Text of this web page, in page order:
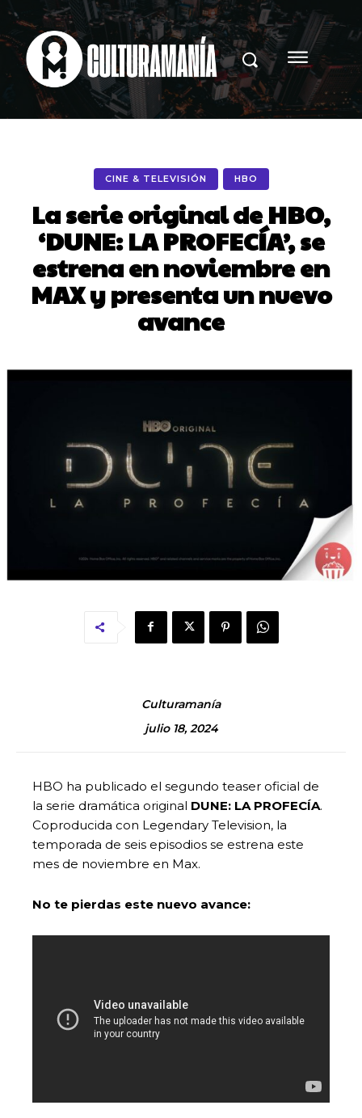
CINE & TELEVISIÓN HBO
La serie original de HBO,
‘DUNE: LA PROFECÍA’, se
estrena en noviembre en
MAX y presenta un nuevo
avance
Culturamanía
julio 18, 2024
HBO ha publicado el segundo teaser oficial de
la serie dramática original DUNE: LA PROFECÍA.
Coproducida con Legendary Television, la
temporada de seis episodios se estrena este
mes de noviembre en Max.
No te pierdas este nuevo avance: